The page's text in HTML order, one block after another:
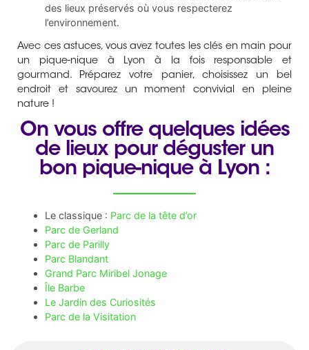
des lieux préservés où vous respecterez
l’environnement.
Avec ces astuces, vous avez toutes les clés en main pour
un pique-nique à Lyon à la fois responsable et
gourmand. Préparez votre panier, choisissez un bel
endroit et savourez un moment convivial en pleine
nature !
On vous offre quelques idées
de lieux pour déguster un
bon pique-nique à Lyon :
Le classique : Parc de la tête d’or
Parc de Gerland
Parc de Parilly
Parc Blandant
Grand Parc Miribel Jonage
Île Barbe
Le Jardin des Curiosités
Parc de la Visitation